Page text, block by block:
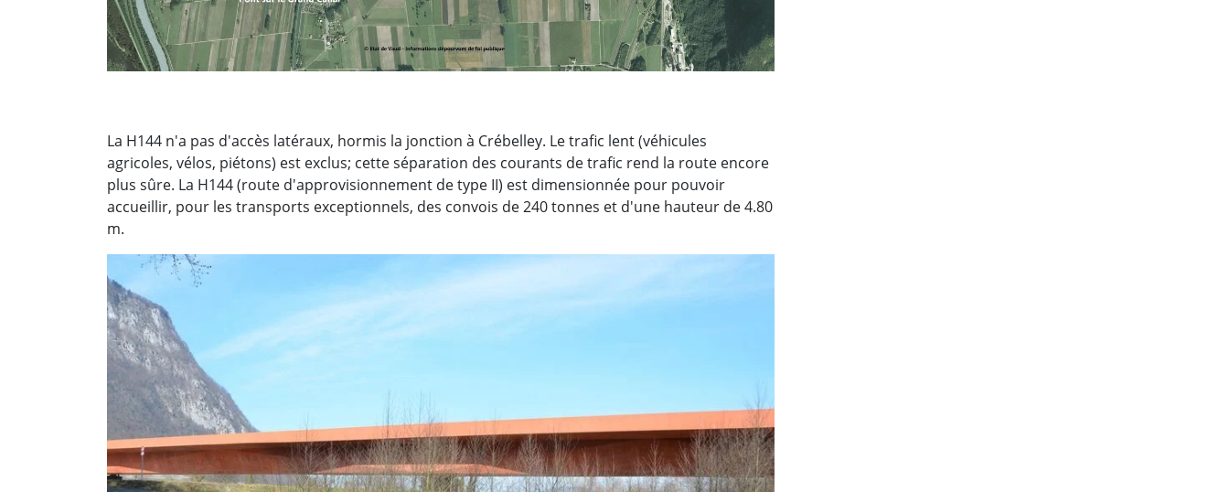
La H144 n'a pas d'accès latéraux, hormis la jonction à Crébelley. Le trafic lent (véhicules
agricoles, vélos, piétons) est exclus; cette séparation des courants de trafic rend la route encore
plus sûre. La H144 (route d'approvisionnement de type II) est dimensionnée pour pouvoir
accueillir, pour les transports exceptionnels, des convois de 240 tonnes et d'une hauteur de 4.80
m.